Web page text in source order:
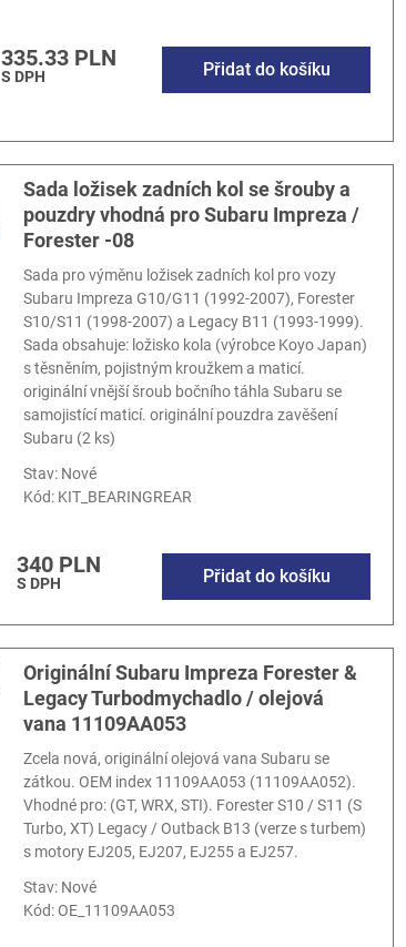
335.33 PLN
S DPH Přidat do košíku
Sada ložisek zadních kol se šrouby a
pouzdry vhodná pro Subaru Impreza /
Forester -08
Sada pro výměnu ložisek zadních kol pro vozy
Subaru Impreza G10/G11 (1992-2007), Forester
S10/S11 (1998-2007) a Legacy B11 (1993-1999).
Sada obsahuje: ložisko kola (výrobce Koyo Japan)
s těsněním, pojistným kroužkem a maticí.
originální vnější šroub bočního táhla Subaru se
samojistící maticí. originální pouzdra zavěšení
Subaru (2 ks)
Stav: Nové
Kód: KIT_BEARINGREAR
340 PLN
S DPH Přidat do košíku
Originální Subaru Impreza Forester &
Legacy Turbodmychadlo / olejová
vana 11109AA053
Zcela nová, originální olejová vana Subaru se
zátkou. OEM index 11109AA053 (11109AA052).
Vhodné pro: (GT, WRX, STI). Forester S10 / S11 (S
Turbo, XT) Legacy / Outback B13 (verze s turbem)
s motory EJ205, EJ207, EJ255 a EJ257.
Stav: Nové
Kód:OE_11109AA053